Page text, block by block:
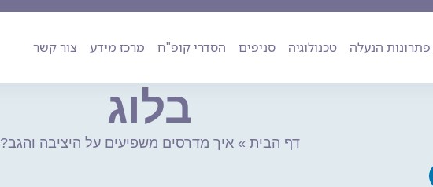
פתרונות הנעלה טכנולוגיה סניפים הסדרי קופ"ח מרכז מידע צור קשר אודות פתרונות הנעלה טכנולוגיה סניפים הסדרי קופ"ח מרכז מידע צור קשר
בלוג
דף הבית »איך מדרסים משפיעים על היציבה והגב?